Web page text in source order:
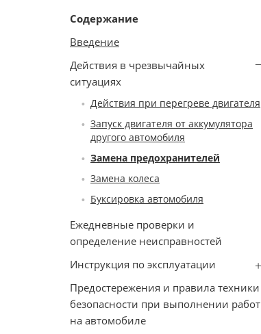
Содержание
Введение
Действия в чрезвычайных
ситуациях
Действия при перегреве двигателя
Запуск двигателя от аккумулятора
другого автомобиля
Замена предохранителей
Замена колеса
Буксировка автомобиля
Ежедневные проверки и
определение неисправностей
Инструкция по эксплуатации
Предостережения и правила техники
безопасности при выполнении работ
на автомобиле